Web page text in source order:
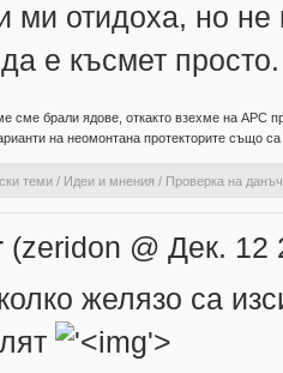
ми отидоха, но
е късмет
сме брали ядове, откакто взехме на APC
на неомонтана протекторите също
теми/ Идеи и мнения / Проверка на
(zeridon @ Дек. 12
желязо са
'>